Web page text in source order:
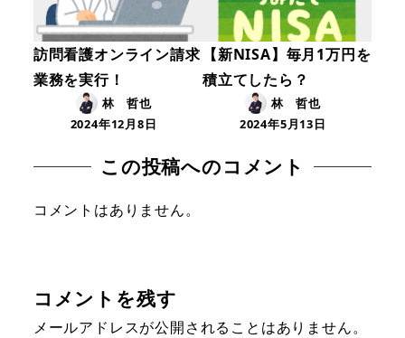
訪問看護オンライン請求
業務を実行！
林 哲也
2024年12月8日
【新NISA】毎月1万円を
積立てしたら？
林 哲也
2024年5月13日
この投稿へのコメント
コメントはありません。
コメントを残す
メールアドレスが公開されることはありません。